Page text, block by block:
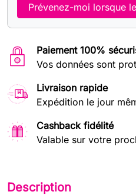
Prévenez-moi lorsque
Paiement 100%
Vos données sont
Livraison rapide
Expédition le jour
Cashback fidélité
Valable sur votre
Description